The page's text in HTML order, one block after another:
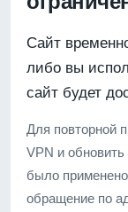
Сайт
либо вы
сайт будет
Для повторной
VPN и обновить
было
обращение по